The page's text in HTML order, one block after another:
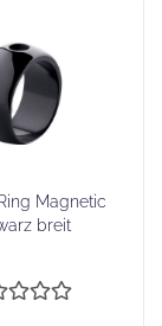
Magnetic
breit